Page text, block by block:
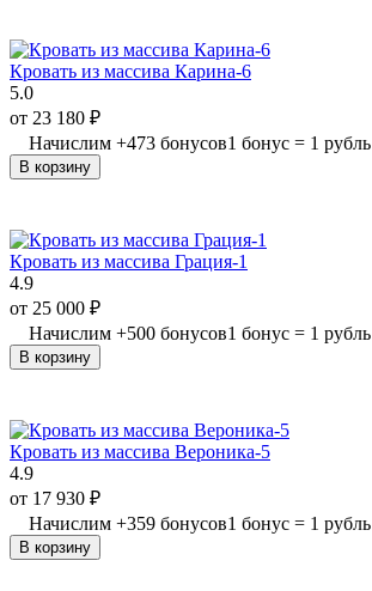
Кровать из массива Карина-6
5.0
от 23 180 ₽
Начислим +473 бонусов1 бонус = 1 рубль
В корзину
Кровать из массива Грация-1
4.9
от 25 000 ₽
Начислим +500 бонусов1 бонус = 1 рубль
В корзину
Кровать из массива Вероника-5
4.9
от 17 930 ₽
Начислим +359 бонусов1 бонус = 1 рубль
В корзину